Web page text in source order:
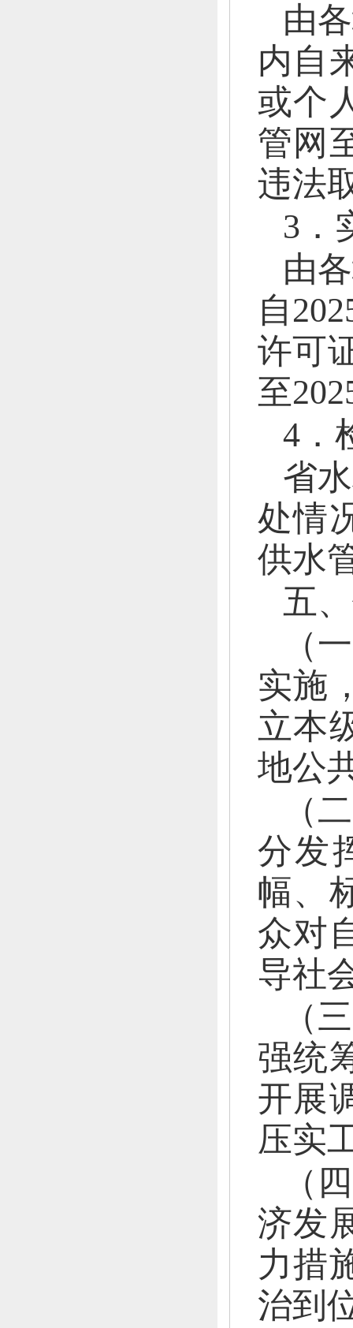
由各
内自
或个
管网
违法
3．
由
自
许可
至
4．
省
处情
供水
五、
（
实施
立本
地公
（
分发
幅、
众对
导社
（
强统
开展
压实
（
济发
力措
治到